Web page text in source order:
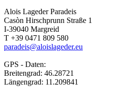
Alois Lageder Paradeis
Casòn Hirschprunn Straße 1
I-39040 Margreid
T +39 0471 809 580
paradeis@aloislageder.eu
GPS - Daten:
Breitengrad: 46.28721
Längengrad: 11.209841